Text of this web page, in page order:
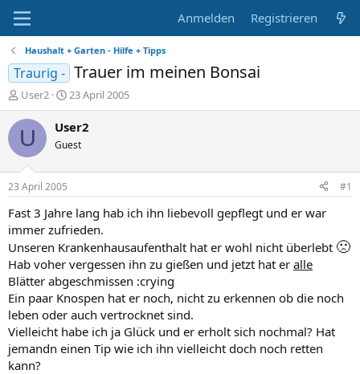
Anmelden Registrieren
Haushalt + Garten - Hilfe + Tipps
Traurig - Trauer im meinen Bonsai
E
r
s
e
r
User2
E
r
s
e
t
a
m
23 April 2005
U User2
Guest
23 April 2005 #1
Fast 3 Jahre lang hab ich ihn liebevoll gepflegt und er war
immer zufrieden.
Unseren Krankenhausaufenthalt hat er wohl nicht überlebt 🙁
Hab voher vergessen ihn zu gießen und jetzt hat er alle
Blätter abgeschmissen :crying
Ein paar Knospen hat er noch, nicht zu erkennen ob die noch
leben oder auch vertrocknet sind.
Vielleicht habe ich ja Glück und er erholt sich nochmal? Hat
jemandn einen Tip wie ich ihn vielleicht doch noch retten
kann?